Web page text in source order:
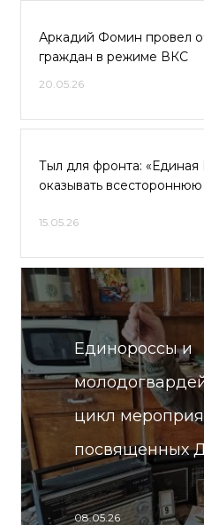
Аркадий Фомин провел
граждан в режиме ВКС
20.05.26
Тыл для фронта:
оказывать
15.05.26
Единороссы и
цикл
посвященных
08.05.26